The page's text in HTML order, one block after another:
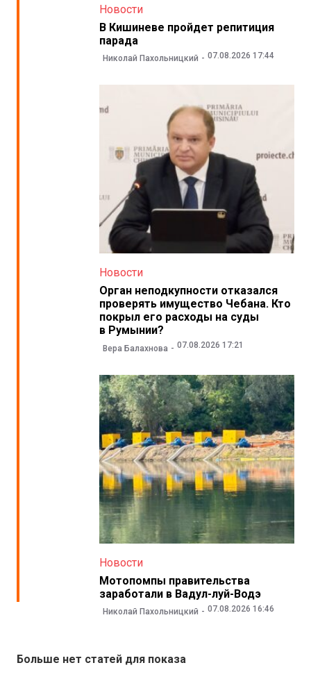
Новости
В Кишиневе пройдет репитиция
парада
Николай Пахольницкий 07.08.2026 17:44
Новости
Орган неподкупности отказался
проверять имущество Чебана. Кто
покрыл его расходы на суды
в Румынии?
Вера Балахнова 07.08.2026 17:21
Новости
Мотопомпы правительства
заработали в Вадул-луй-Водэ
Николай Пахольницкий 07.08.2026 16:46
Больше нет статей для показа